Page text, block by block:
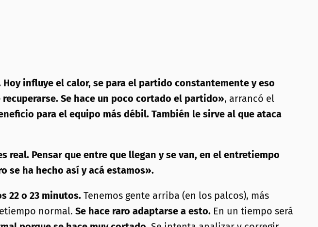
influye el calor, se para el partido constantemente y eso
Se hace un poco cortado el partido», arrancó el
para el equipo más débil. También le sirve al que ataca
real. Pensar que entre que llegan y se van, en el entretiempo
se ha hecho así y acá estamos».
22 o 23 minutos. Tenemos gente arriba (en los palcos), más
normal. Se hace raro adaptarse a esto. En un tiempo será